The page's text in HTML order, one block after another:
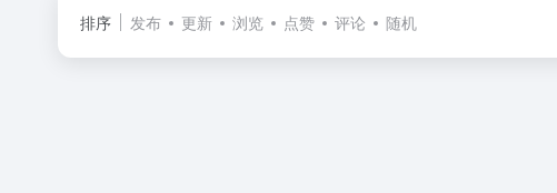
排序 发布 更新 浏览 点赞 评论 随机